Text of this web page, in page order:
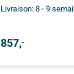
Livraison:8 - 9
857,-